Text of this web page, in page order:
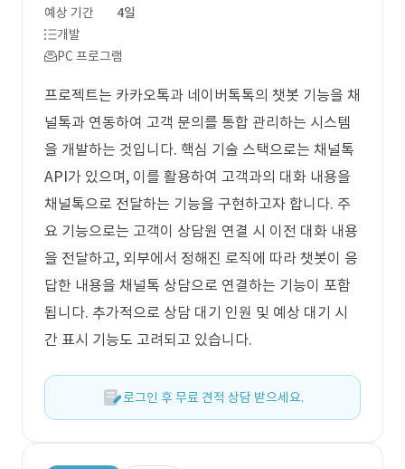
예상 기간
4일
개발
PC 프로그램
프로젝트는 카카오톡과 네이버톡톡의 챗봇 기능을 채
널톡과 연동하여 고객 문의를 통합 관리하는 시스템
을 개발하는 것입니다. 핵심 기술 스택으로는 채널톡
API가 있으며, 이를 활용하여 고객과의 대화 내용을
채널톡으로 전달하는 기능을 구현하고자 합니다. 주
요 기능으로는 고객이 상담원 연결 시 이전 대화 내용
을 전달하고, 외부에서 정해진 로직에 따라 챗봇이 응
답한 내용을 채널톡 상담으로 연결하는 기능이 포함
됩니다. 추가적으로 상담 대기 인원 및 예상 대기 시
간 표시 기능도 고려되고 있습니다.
로그인 후 무료 견적 상담 받으세요.